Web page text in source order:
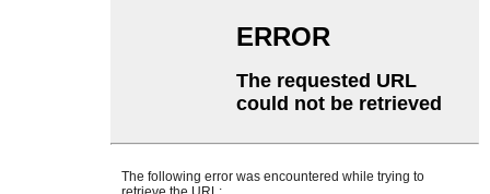
Swahili
Tajik
Telugu
Ukrainian